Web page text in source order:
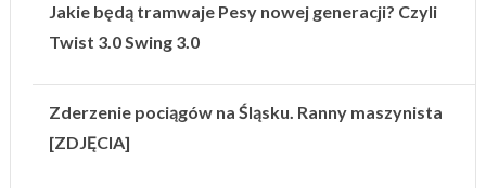
Jakie będą tramwaje Pesy nowej generacji? Czyli
Twist 3.0 Swing 3.0
Zderzenie pociągów na Śląsku. Ranny maszynista
[ZDJĘCIA]